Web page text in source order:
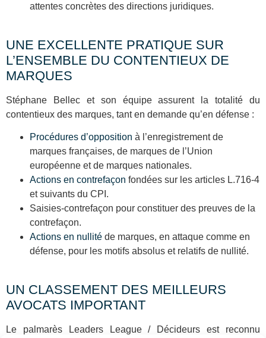
attentes concrètes des directions juridiques.
UNE EXCELLENTE PRATIQUE SUR
L’ENSEMBLE DU CONTENTIEUX DE
MARQUES
Stéphane Bellec et son équipe assurent la totalité du
contentieux des marques, tant en demande qu’en défense :
Procédures d’opposition à l’enregistrement de
marques françaises, de marques de l’Union
européenne et de marques nationales.
Actions en contrefaçon fondées sur les articles L.716-4
et suivants du CPI.
Saisies-contrefaçon pour constituer des preuves de la
contrefaçon.
Actions en nullité de marques, en attaque comme en
défense, pour les motifs absolus et relatifs de nullité.
UN CLASSEMENT DES MEILLEURS
AVOCATS IMPORTANT
Le palmarès Leaders League / Décideurs est reconnu